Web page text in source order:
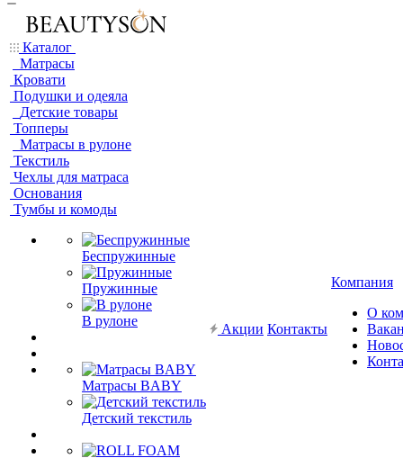
Каталог
Матрасы
Кровати
Подушки и одеяла
Детские товары
Топперы
Матрасы в рулоне
Текстиль
Чехлы для матраса
Основания
Тумбы и комоды
Беспружинные
Пружинные
В рулоне
Матрасы BABY
Детский текстиль
Акции Контакты
Компания
О